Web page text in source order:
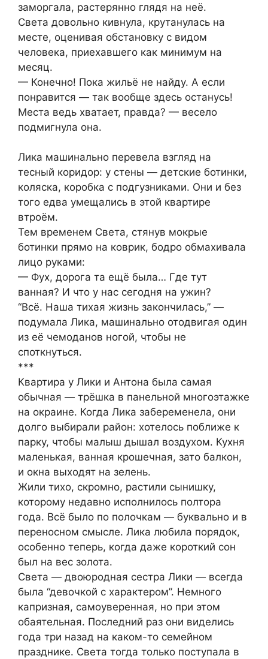
заморгала, растерянно глядя на неё.
Света довольно кивнула, крутанулась на
месте, оценивая обстановку с видом
человека, приехавшего как минимум на
месяц.
— Конечно! Пока жильё не найду. А если
понравится — так вообще здесь останусь!
Места ведь хватает, правда? — весело
подмигнула она.
Лика машинально перевела взгляд на
тесный коридор: у стены — детские ботинки,
коляска, коробка с подгузниками. Они и без
того едва умещались в этой квартире
втроём.
Тем временем Света, стянув мокрые
ботинки прямо на коврик, бодро обмахивала
лицо руками:
— Фух, дорога та ещё была… Где тут
ванная? И что у нас сегодня на ужин?
“Всё. Наша тихая жизнь закончилась,” —
подумала Лика, машинально отодвигая один
из её чемоданов ногой, чтобы не
споткнуться.
***
Квартира у Лики и Антона была самая
обычная — трёшка в панельной многоэтажке
на окраине. Когда Лика забеременела, они
долго выбирали район: хотелось поближе к
парку, чтобы малыш дышал воздухом. Кухня
маленькая, ванная крошечная, зато балкон,
и окна выходят на зелень.
Жили тихо, скромно, растили сынишку,
которому недавно исполнилось полтора
года. Всё было по полочкам — буквально и в
переносном смысле. Лика любила порядок,
особенно теперь, когда даже короткий сон
был на вес золота.
Света — двоюродная сестра Лики — всегда
была “девочкой с характером”. Немного
капризная, самоуверенная, но при этом
обаятельная. Последний раз они виделись
года три назад на каком-то семейном
празднике. Света тогда только поступала в